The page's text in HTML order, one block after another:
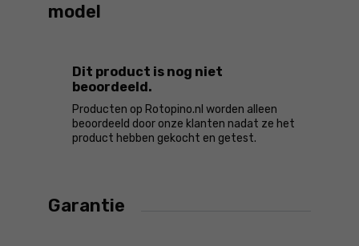
model
Dit product is nog niet
beoordeeld.
Producten op Rotopino.nl worden alleen
beoordeeld door onze klanten nadat ze het
product hebben gekocht en getest.
Garantie